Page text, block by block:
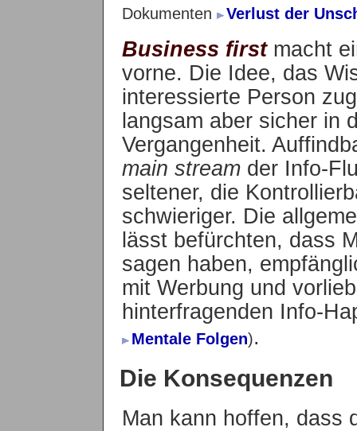
Dokumenten
Verlust der
Business firstmacht
vorne. Die Idee, das
interessierte Person
langsam aber sicher in
Vergangenheit.
main stream der Info-
seltener, die
schwieriger. Die
lässt befürchten, dass
sagen haben,
mit Werbung und
hinterfragenden Info-
Mentale Folgen).
Die Konsequenzen
Man kann hoffen, dass